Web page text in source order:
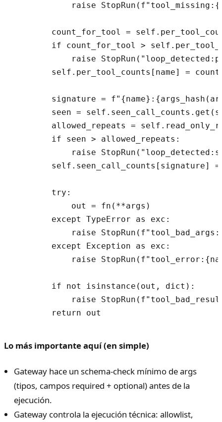
raise
count_for_tool =
if count_for_tool >
raise
self.per_tool_counts[name] =
signature =
seen =
allowed_repeats =
        if seen > allowed_repeats:
raise
self.seen_call_counts[signature]
        try:
            out = fn(**args)
        except TypeError as exc:
raise
        except Exception as exc:
raise
        if not isinstance(out, dict):
raise
Lo más importante aquí (en simple)
Gateway hace un schema-check mínimo de args
(tipos, campos required + optional) antes de la
ejecución.
Gateway controla la ejecución técnica: allowlist,